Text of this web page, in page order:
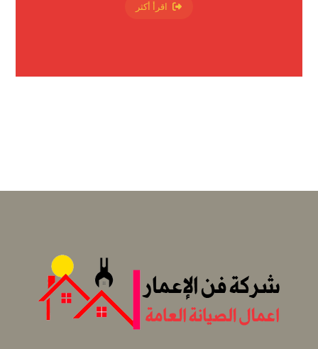
اقرأ أكثر